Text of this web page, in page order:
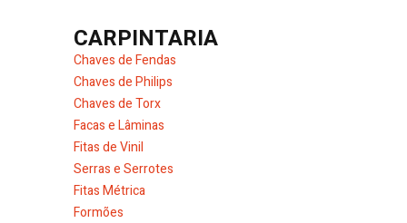
CARPINTARIA
Chaves de Fendas
Chaves de Philips
Chaves de Torx
Facas e Lâminas
Fitas de Vinil
Serras e Serrotes
Fitas Métrica
Formões